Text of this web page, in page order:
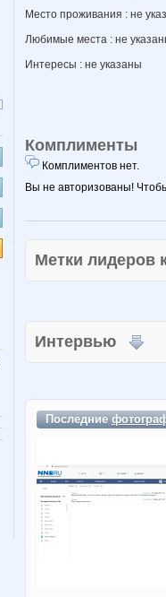
Место проживания : не
Любимые места : не
Интересы : не указаны
Комплименты
Комплиментов нет.
Вы не авторизованы!
Метки
Интервью
Последние